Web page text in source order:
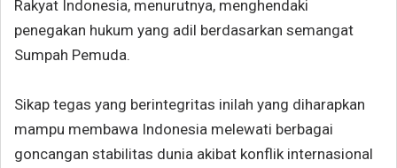
Rakyat Indonesia, menurutnya, menghendaki
penegakan hukum yang adil berdasarkan semangat
Sumpah Pemuda.
Sikap tegas yang berintegritas inilah yang diharapkan
mampu membawa Indonesia melewati berbagai
goncangan stabilitas dunia akibat konflik internasional